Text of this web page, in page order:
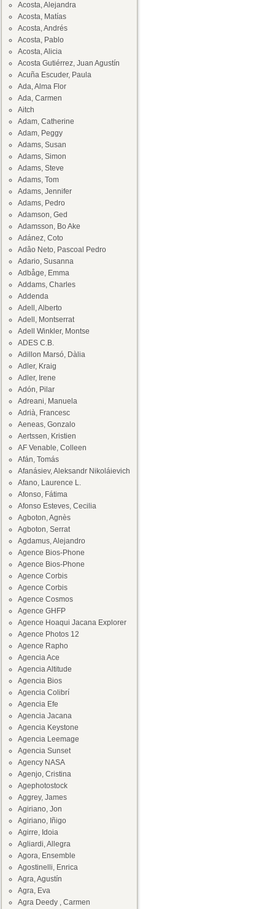
Acosta, Alejandra
Acosta, Matías
Acosta, Andrés
Acosta, Pablo
Acosta, Alicia
Acosta Gutiérrez, Juan Agustín
Acuña Escuder, Paula
Ada, Alma Flor
Ada, Carmen
Aitch
Adam, Catherine
Adam, Peggy
Adams, Susan
Adams, Simon
Adams, Steve
Adams, Tom
Adams, Jennifer
Adams, Pedro
Adamson, Ged
Adamsson, Bo Ake
Adánez, Coto
Adâo Neto, Pascoal Pedro
Adario, Susanna
Adbåge, Emma
Addams, Charles
Addenda
Adell, Alberto
Adell, Montserrat
Adell Winkler, Montse
ADES C.B.
Adillon Marsó, Dàlia
Adler, Kraig
Adler, Irene
Adón, Pilar
Adreani, Manuela
Adrià, Francesc
Aeneas, Gonzalo
Aertssen, Kristien
AF Venable, Colleen
Afán, Tomás
Afanásiev, Aleksandr Nikoláievich
Afano, Laurence L.
Afonso, Fátima
Afonso Esteves, Cecilia
Agboton, Agnès
Agboton, Serrat
Agdamus, Alejandro
Agence Bios-Phone
Agence Bios-Phone
Agence Corbis
Agence Corbis
Agence Cosmos
Agence GHFP
Agence Hoaqui Jacana Explorer
Agence Photos 12
Agence Rapho
Agencia Ace
Agencia Altitude
Agencia Bios
Agencia Colibrí
Agencia Efe
Agencia Jacana
Agencia Keystone
Agencia Leemage
Agencia Sunset
Agency NASA
Agenjo, Cristina
Agephotostock
Aggrey, James
Agiriano, Jon
Agiriano, Iñigo
Agirre, Idoia
Agliardi, Allegra
Agora, Ensemble
Agostinelli, Enrica
Agra, Agustín
Agra, Eva
Agra Deedy , Carmen